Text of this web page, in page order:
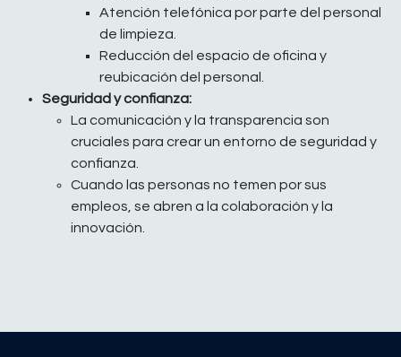
Atención telefónica por parte del personal
de limpieza.
Reducción del espacio de oficina y
reubicación del personal.
Seguridad y confianza:
La comunicación y la transparencia son
cruciales para crear un entorno de seguridad y
confianza.
Cuando las personas no temen por sus
empleos, se abren a la colaboración y la
innovación.